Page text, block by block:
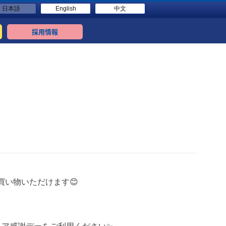
日本語 English 中文
採用情報
い物いただけます😊